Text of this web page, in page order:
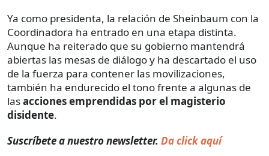
Ya como presidenta, la relación de Sheinbaum con la
Coordinadora ha entrado en una etapa distinta.
Aunque ha reiterado que su gobierno mantendrá
abiertas las mesas de diálogo y ha descartado el uso
de la fuerza para contener las movilizaciones,
también ha endurecido el tono frente a algunas de
lasacciones emprendidas por el magisterio
disidente.
Suscríbete a nuestro newsletter. Da click aquí